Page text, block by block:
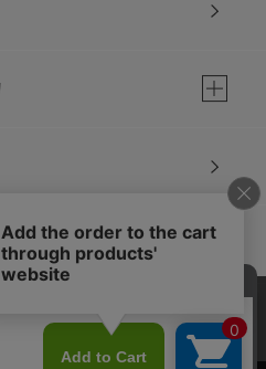
びコンテンツの最適な提供、ト
を使用しています。
Cookieの利用に同意したことも